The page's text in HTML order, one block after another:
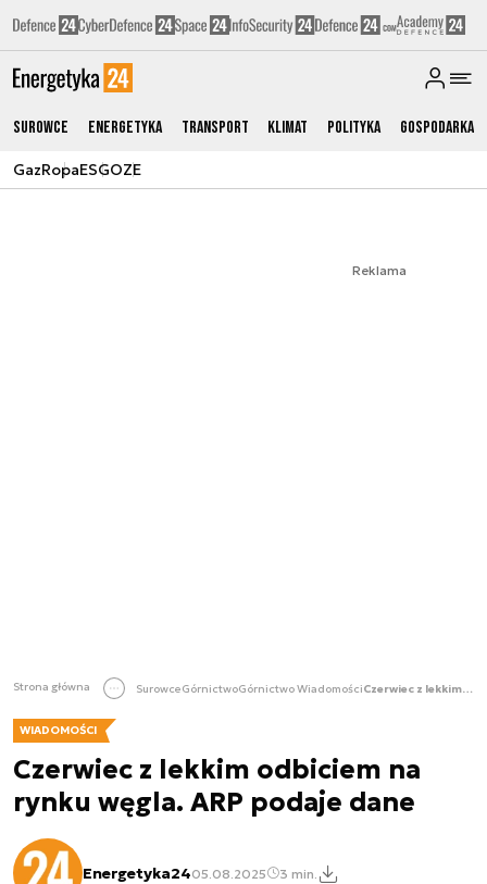
Surowce Energetyka Transport Klimat Polityka Gospodarka
GazRopaESGOZE
Reklama
Strona główna SurowceGórnictwoGórnictwo Wiadomości Czerwiec z lekkim odbiciem na rynku węgla. ARP podaje dane
WIADOMOŚCI
Czerwiec z lekkim odbiciem na
rynku węgla. ARP podaje dane
Energetyka2405.08.2025 3 min.